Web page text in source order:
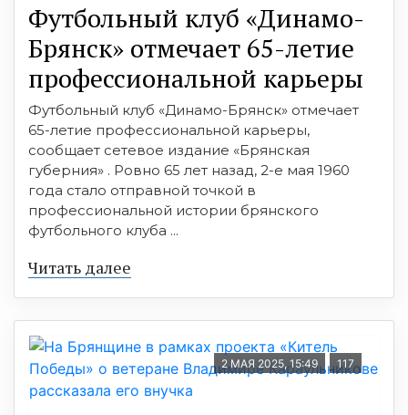
Футбольный клуб «Динамо-
Брянск» отмечает 65-летие
профессиональной карьеры
Футбольный клуб «Динамо-Брянск» отмечает
65-летие профессиональной карьеры,
сообщает сетевое издание «Брянская
губерния» . Ровно 65 лет назад, 2-е мая 1960
года стало отправной точкой в
профессиональной истории брянского
футбольного клуба ...
Читать далее
2 МАЯ 2025, 15:49 117